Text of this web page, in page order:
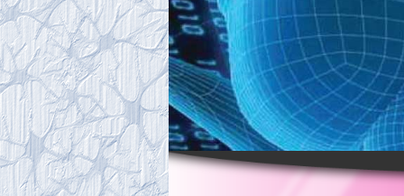
Chi Siamo
Comitato
Tassa Sociale
Statuto
Gita Autunnale
Incontri in Piscina
Altro
Corsi e
Video
Sensibilizzazione
Teatro